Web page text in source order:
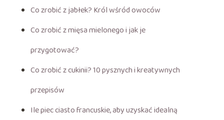
Co zrobić z jabłek? Król wśród owoców
Co zrobić z mięsa mielonego i jak je
przygotować?
Co zrobić z cukinii? 10 pysznych i kreatywnych
przepisów
Ile piec ciasto francuskie, aby uzyskać idealną